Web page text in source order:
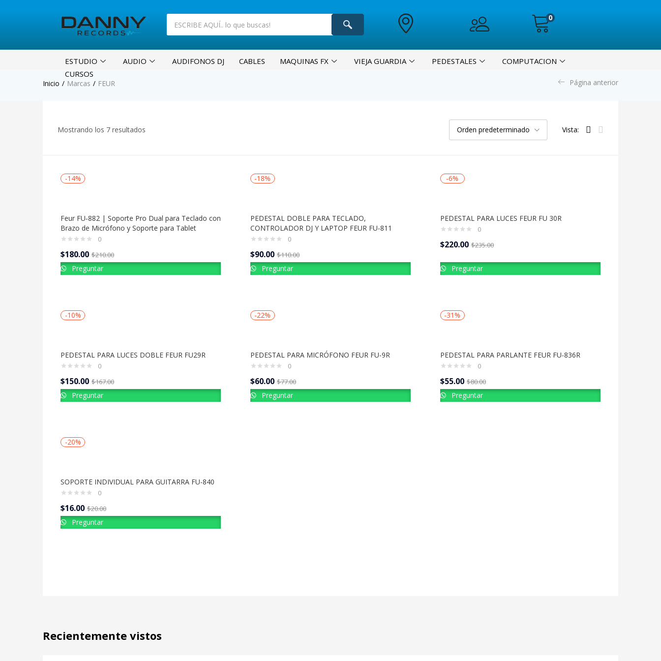
0
ESTUDIO AUDIO AUDIFONOS DJ CABLES MAQUINAS FX VIEJA GUARDIA PEDESTALES
COMPUTACION
CURSOS
Inicio Marcas FEUR Página anterior
Mostrando los 7 resultados Orden predeterminado Vista:
-14%
Feur FU‑882 | Soporte Pro Dual para Teclado con
Brazo de Micrófono y Soporte para Tablet
0
$180.00 $210.00
Preguntar
-18%
PEDESTAL DOBLE PARA TECLADO,
CONTROLADOR DJ Y LAPTOP FEUR FU-811
0
$90.00 $110.00
Preguntar
-6%
PEDESTAL PARA LUCES FEUR FU 30R
0
$220.00 $235.00
Preguntar
-10%
PEDESTAL PARA LUCES DOBLE FEUR FU29R
0
$150.00 $167.00
Preguntar
-22%
PEDESTAL PARA MICRÓFONO FEUR FU-9R
0
$60.00 $77.00
Preguntar
-31%
PEDESTAL PARA PARLANTE FEUR FU-836R
0
$55.00 $80.00
Preguntar
-20%
SOPORTE INDIVIDUAL PARA GUITARRA FU-840
0
$16.00 $20.00
Preguntar
Recientemente vistos